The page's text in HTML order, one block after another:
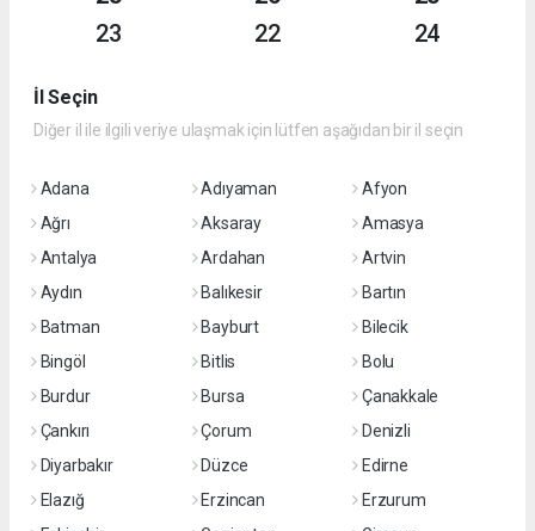
23
22
24
İl Seçin
Diğer il ile ilgili veriye ulaşmak için lütfen aşağıdan bir il seçin
Adana Adıyaman
Afyon
Ağrı
Aksaray
Amasya
Antalya
Ardahan
Artvin
Aydın
Balıkesir
Bartın
Batman
Bayburt
Bilecik
Bingöl
Bitlis
Bolu
Burdur
Bursa
Çanakkale
Çankırı
Çorum
Denizli
Diyarbakır
Düzce
Edirne
Elazığ
Erzincan
Erzurum